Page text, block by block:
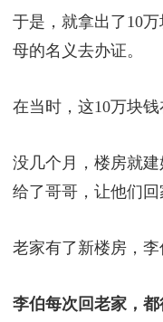
于是，就拿出了10
母的名义去办证。
在当时，这10万块钱
没几个月，楼房就
给了哥哥，让他们回
老家有了新楼房，李
李伯每次回老家，